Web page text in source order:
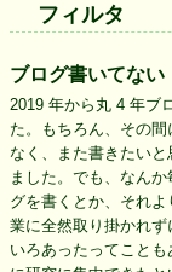
フィルタ
ブログ書いてない
2019 年から丸 4 年ブ
た。もちろん、その
なく、また書きたいと
ました。でも、なん
グを書くとか、それ
業に全然取り掛かれ
いろあったってこと